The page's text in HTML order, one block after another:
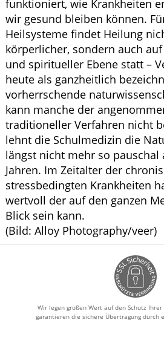
funktioniert, wie Krankheiten
wir gesund bleiben können.
Heilsysteme findet Heilung
körperlicher, sondern auch
und spiritueller Ebene statt –
heute als ganzheitlich
vorherrschende
kann manche der
traditioneller Verfahren nicht
lehnt die Schulmedizin die
längst nicht mehr so pauschal
Jahren. Im Zeitalter der
stressbedingten Krankheiten
wertvoll der auf den ganzen
Blick sein kann.
(Bild: Alloy Photography/veer)
Wir legen großen Wert auf den Schutz
garantieren die sichere Übertragung durch